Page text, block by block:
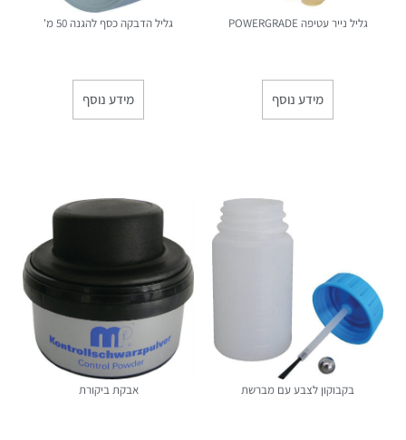
גליל נייר עטיפה POWERGRADE
מידע נוסף
גליל הדבקה כסף להגנה 50 מ'
מידע נוסף
בקבוקון לצבע עם מברשת אבקת ביקורת